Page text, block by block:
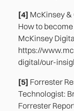
[4] McKinsey &
How to
McKinsey
https://
digital/our-
[5] Forrester
Technologist:
Forrester